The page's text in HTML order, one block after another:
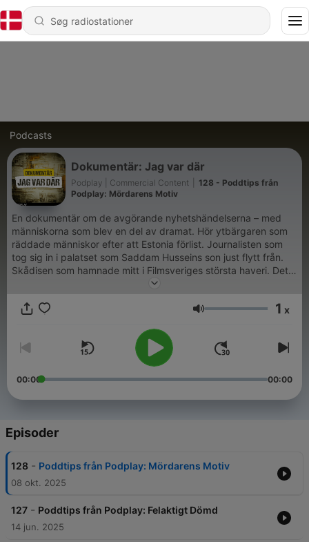
Podcasts
Dokumentär: Jag var där
Podplay | Commercial Content
128 - Poddtips från
Podplay: Mördarens Motiv
En dokumentär om de avgörande nyhetshändelserna – med
människorna som blev en del av dramat. Hör ytbärgaren som
räddade människor efter att Estonia förlist. Journalisten som
tog sig in i palatset som Saddam Husseins son just flytt från.
Skådisen som hamnade mitt i Filmsveriges största haveri. Detta
är deras personliga berättelser. Podcasten produceras av
Lydstyrke 1 x
00:00 00:00
Episoder
128 - Poddtips från Podplay: Mördarens Motiv
08 okt. 2025
127 - Poddtips från Podplay: Felaktigt Dömd
14 jun. 2025